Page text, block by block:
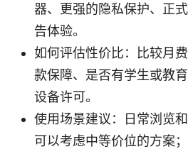
器、更强的隐私保护、正
告体验。
如何评估性价比：比较月
款保障、是否有学生或教
设备许可。
使用场景建议：日常浏览
可以考虑中等价位的方案